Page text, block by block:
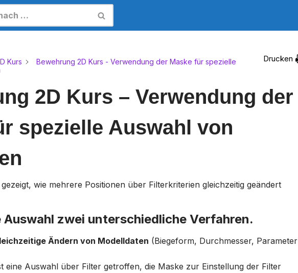
Kurs
Bewehrung 2D Kurs - Verwendung der Maske für spezielle
Drucken
2D Kurs – Verwendung der
spezielle Auswahl von
wie mehrere Positionen über Filterkriterien gleichzeitig geändert
Auswahl zwei unterschiedliche Verfahren.
Ändern von Modelldaten (Biegeform, Durchmesser, Parameter
eine Auswahl über Filter getroffen, die Maske zur Einstellung der Filter